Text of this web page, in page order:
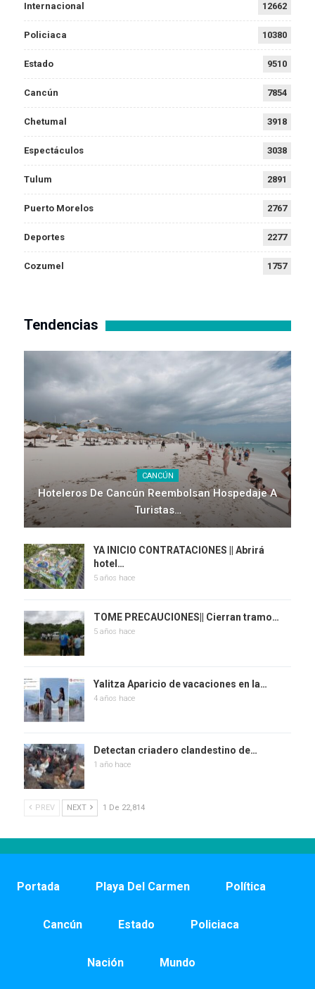
Internacional 12662
Policiaca 10380
Estado 9510
Cancún 7854
Chetumal 3918
Espectáculos 3038
Tulum 2891
Puerto Morelos 2767
Deportes 2277
Cozumel 1757
Tendencias
CANCÚN
Hoteleros De Cancún Reembolsan Hospedaje A
Turistas…
YA INICIO CONTRATACIONES || Abrirá
hotel…
5 años hace
TOME PRECAUCIONES|| Cierran tramo…
5 años hace
Yalitza Aparicio de vacaciones en la…
4 años hace
Detectan criadero clandestino de…
1 año hace
PREV NEXT 1 De 22,814
Portada Playa Del Carmen Política
Cancún Estado Policiaca
Nación Mundo